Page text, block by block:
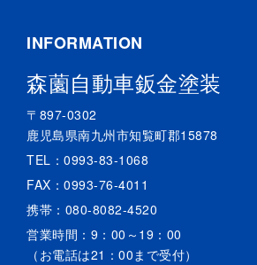
INFORMATION
森薗自動車鈑金塗装
〒897-0302
鹿児島県南九州市知覧町郡15878
TEL： 0993-83-1068
FAX：0993-76-4011
携帯： 080-8082-4520
営業時間：9：00～19：00
（お電話は21：00まで受付）